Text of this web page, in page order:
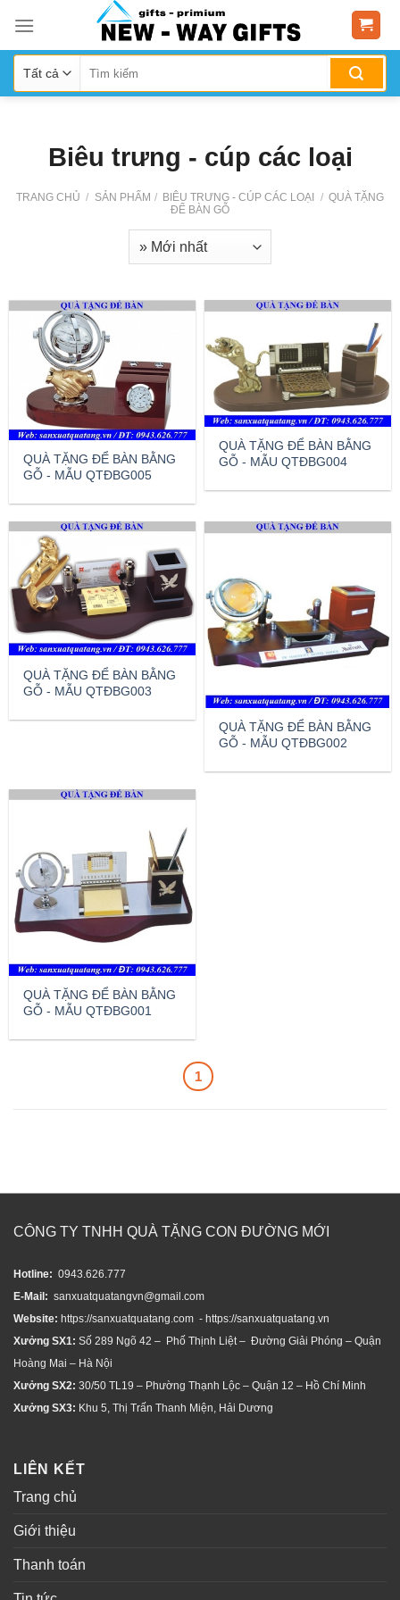
content
Biêu trưng - cúp các loại
TRANG CHỦ / SẢN PHẨM / BIÊU TRƯNG - CÚP CÁC LOẠI / QUÀ TẶNG
ĐỂ BÀN GỖ
QUÀ TẶNG ĐỂ BÀN BẰNG
GỖ - MẪU QTĐBG005
QUÀ TẶNG ĐỂ BÀN BẰNG
GỖ - MẪU QTĐBG004
QUÀ TẶNG ĐỂ BÀN BẰNG
GỖ - MẪU QTĐBG003
QUÀ TẶNG ĐỂ BÀN BẰNG
GỖ - MẪU QTĐBG002
QUÀ TẶNG ĐỂ BÀN BẰNG
GỖ - MẪU QTĐBG001
1
CÔNG TY TNHH QUÀ TẶNG CON ĐƯỜNG MỚI
Hotline: 0943.626.777
E-Mail: sanxuatquatangvn@gmail.com
Website: https://sanxuatquatang.com - https://sanxuatquatang.vn
Xưởng SX1: Số 289 Ngõ 42 – Phố Thịnh Liệt – Đường Giải Phóng – Quận
Hoàng Mai – Hà Nội
Xưởng SX2: 30/50 TL19 – Phường Thạnh Lộc – Quận 12 – Hồ Chí Minh
Xưởng SX3: Khu 5, Thị Trấn Thanh Miện, Hải Dương
LIÊN KẾT
Trang chủ
Giới thiệu
Thanh toán